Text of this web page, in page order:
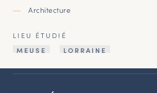
Architecture
LIEU ÉTUDIÉ
MEUSE
LORRAINE